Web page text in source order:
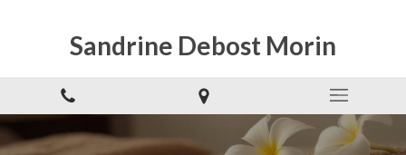
Sandrine Debost Morin